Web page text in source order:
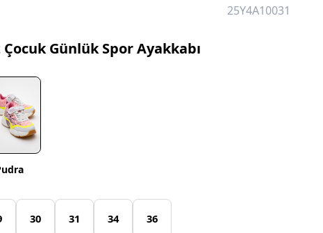
25Y4A10031
Çocuk Günlük Spor Ayakkabı
30 31 34 36